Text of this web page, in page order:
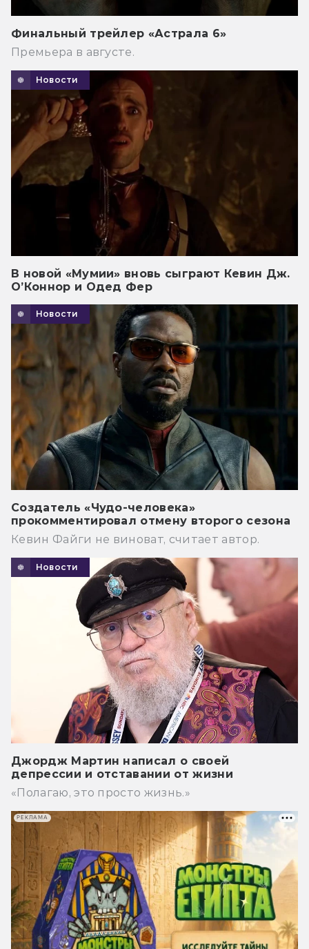
Финальный трейлер «Астрала 6»
Премьера в августе.
Новости
В новой «Мумии» вновь сыграют Кевин Дж.
О’Коннор и Одед Фер
Новости
Создатель «Чудо-человека»
прокомментировал отмену второго сезона
Кевин Файги не виноват, считает автор.
Новости
Джордж Мартин написал о своей
депрессии и отставании от жизни
«Полагаю, это просто жизнь.»
РЕКЛАМА